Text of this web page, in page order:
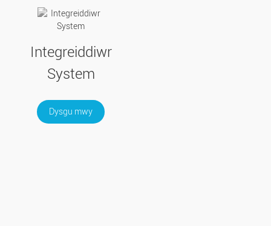
Integreiddiwr
System
Dysgu mwy